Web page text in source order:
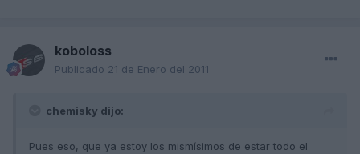
koboloss
Publicado 21 de Enero del 2011
chemisky dijo:
Pues eso, que ya estoy los mismísimos de estar todo el